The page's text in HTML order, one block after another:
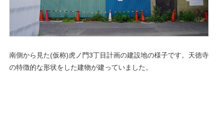
南側から見た(仮称)虎ノ門3丁目計画の建設地の様子です。天徳寺
の特徴的な形状をした建物が建っていました。